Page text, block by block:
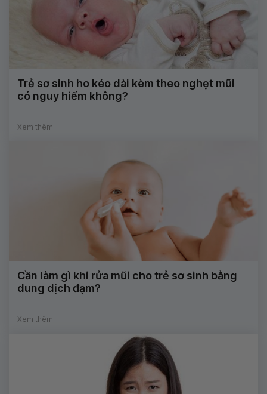
Trẻ sơ sinh ho kéo dài kèm theo nghẹt mũi
có nguy hiểm không?
Xem thêm
Cần làm gì khi rửa mũi cho trẻ sơ sinh bằng
dung dịch đạm?
Xem thêm